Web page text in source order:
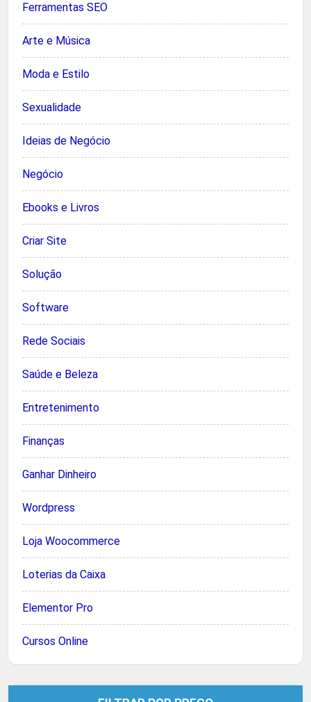
Ferramentas SEO
Arte e Música
Moda e Estilo
Sexualidade
Ideias de Negócio
Negócio
Ebooks e Livros
Criar Site
Solução
Software
Rede Sociais
Saúde e Beleza
Entretenimento
Finanças
Ganhar Dinheiro
Wordpress
Loja Woocommerce
Loterias da Caixa
Elementor Pro
Cursos Online